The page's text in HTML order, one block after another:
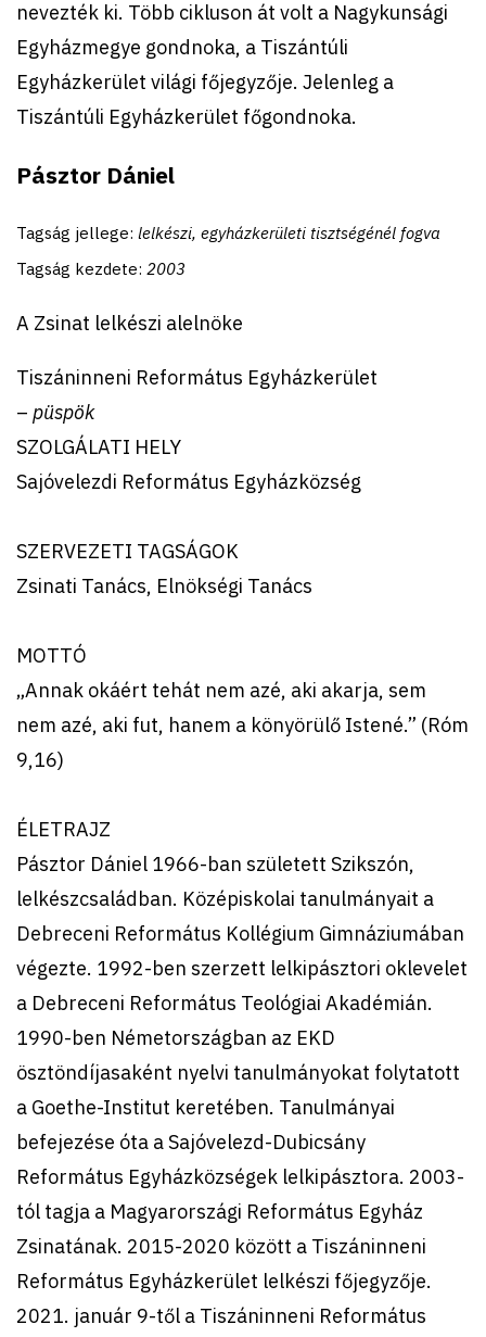
nevezték ki. Több cikluson át volt a Nagykunsági
Egyházmegye gondnoka, a Tiszántúli
Egyházkerület világi főjegyzője. Jelenleg a
Tiszántúli Egyházkerület főgondnoka.
Pásztor Dániel
Tagság jellege: lelkészi, egyházkerületi tisztségénél fogva
Tagság kezdete: 2003
A Zsinat lelkészi alelnöke
Tiszáninneni Református Egyházkerület
– püspök
SZOLGÁLATI HELY
Sajóvelezdi Református Egyházközség
SZERVEZETI TAGSÁGOK
Zsinati Tanács, Elnökségi Tanács
MOTTÓ
„Annak okáért tehát nem azé, aki akarja, sem
nem azé, aki fut, hanem a könyörülő Istené.” (Róm
9,16)
ÉLETRAJZ
Pásztor Dániel 1966-ban született Szikszón,
lelkészcsaládban. Középiskolai tanulmányait a
Debreceni Református Kollégium Gimnáziumában
végezte. 1992-ben szerzett lelkipásztori oklevelet
a Debreceni Református Teológiai Akadémián.
1990-ben Németországban az EKD
ösztöndíjasaként nyelvi tanulmányokat folytatott
a Goethe-Institut keretében. Tanulmányai
befejezése óta a Sajóvelezd-Dubicsány
Református Egyházközségek lelkipásztora. 2003-
tól tagja a Magyarországi Református Egyház
Zsinatának. 2015-2020 között a Tiszáninneni
Református Egyházkerület lelkészi főjegyzője.
2021. január 9-től a Tiszáninneni Református